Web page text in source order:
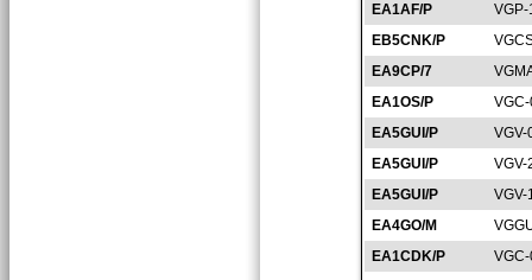
EA1AF/P
EB5CNK/P
EA9CP/7
EA1OS/P
EA5GUI/P
VGV-
EA5GUI/P
VGV-
EA5GUI/P
VGV-
EA4GO/M
EA1CDK/P